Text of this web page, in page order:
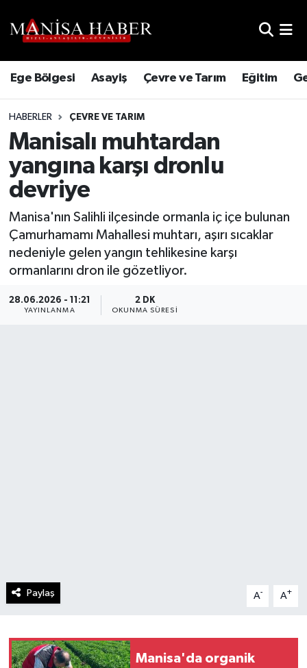
Ege Bölgesi Asayiş Çevre ve Tarım Eğitim
HABERLER ÇEVRE VE TARIM
Manisalı muhtardan
yangına karşı dronlu
devriye
Manisa'nın Salihli ilçesinde ormanla iç içe bulunan
Çamurhamamı Mahallesi muhtarı, aşırı sıcaklar
nedeniyle gelen yangın tehlikesine karşı
ormanlarını dron ile gözetliyor.
28.06.2026 - 11:21
YAYINLANMA
2 DK
OKUNMA SÜRESI
Paylaş A- A+
Manisa'da organik
Trafik Durumu
Süper Lig Puan Durumu ve Fikstür
Tüm Manşetler
Son Dakika Haberleri